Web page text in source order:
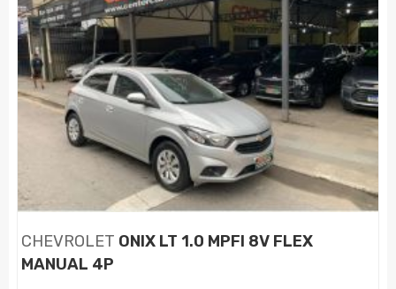
CHEVROLET ONIX LT 1.0 MPFI 8V FLEX
MANUAL 4P